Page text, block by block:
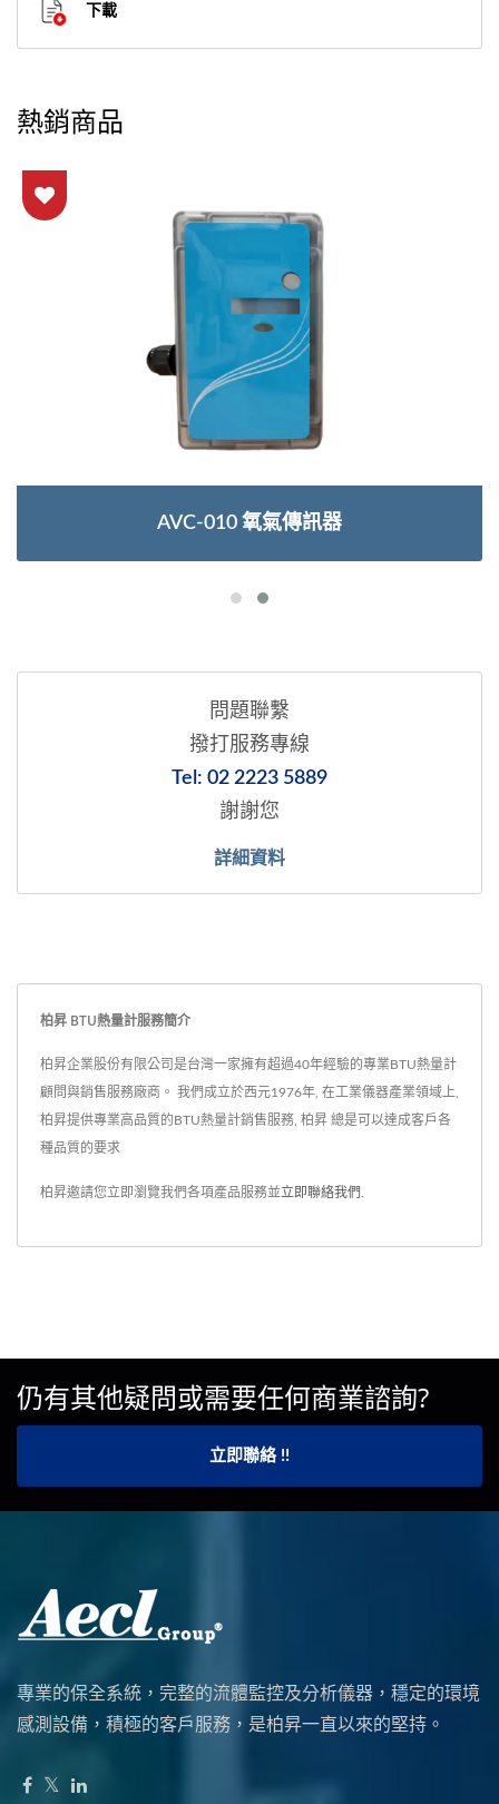
下載
熱銷商品
AVC-010 氧氣傳訊器
問題聯繫
撥打服務專線
Tel: 02 2223 5889
謝謝您
詳細資料
柏昇 BTU熱量計服務簡介
柏昇企業股份有限公司是台灣一家擁有超過40年經驗的專業BTU熱量計
顧問與銷售服務廠商。 我們成立於西元1976年, 在工業儀器產業領域上,
柏昇提供專業高品質的BTU熱量計銷售服務, 柏昇 總是可以達成客戶各
種品質的要求
柏昇邀請您立即瀏覽我們各項產品服務並立即聯絡我們
仍有其他疑問或需要任何商業諮詢?
立即聯絡 !!
專業的保全系統，完整的流體監控及分析儀器，穩定的環境
感測設備，積極的客戶服務，是柏昇一直以來的堅持。